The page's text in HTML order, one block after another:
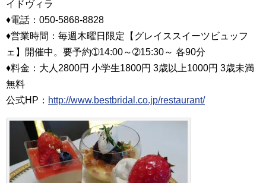
イドヴィラ
♦電話：050-5868-8828
♦営業時間：毎週木曜日限定【グレイススイーツビュッフ
ェ】開催中。要予約➀14:00～➁15:30～ 各90分
♦料金：大人2800円 小学生1800円 3歳以上1000円 3歳未満
無料
公式HP： http://www.bestbridal.co.jp/restaurant/